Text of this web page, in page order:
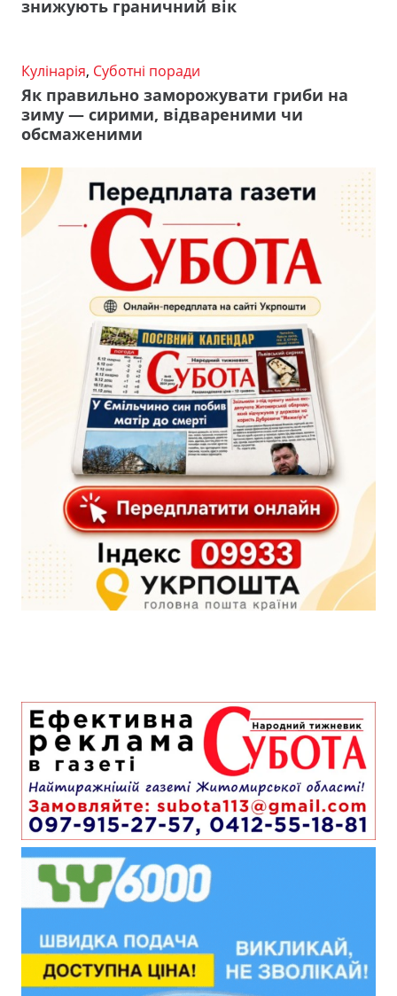
знижують граничний вік
Кулінарія, Суботні поради
Як правильно заморожувати гриби на
зиму — сирими, відвареними чи
обсмаженими